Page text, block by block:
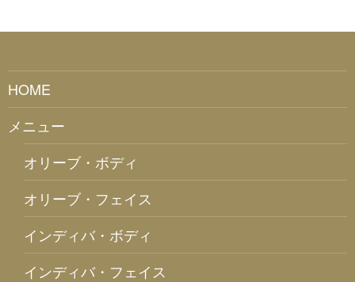
HOME
メニュー
オリーブ・ボディ
オリーブ・フェイス
インディバ・ボディ
インディバ・フェイス